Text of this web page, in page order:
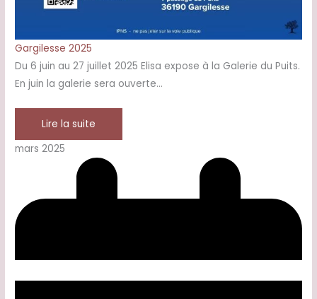
Gargilesse 2025
Du 6 juin au 27 juillet 2025 Elisa expose à la Galerie du Puits.
En juin la galerie sera ouverte…
Lire la suite
mars 2025